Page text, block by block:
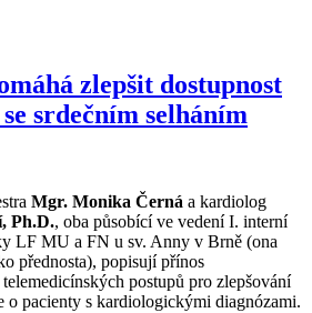
zlepšit dostupnost
srdečním selháním
Mgr. Monika Černá a kardiolog
Ph.D., oba působící ve vedení I. interní
LF MU a FN u sv. Anny v Brně (ona
přednosta), popisují přínos
postupů pro zlepšování
o pacienty s kardiologickými diagnózami.